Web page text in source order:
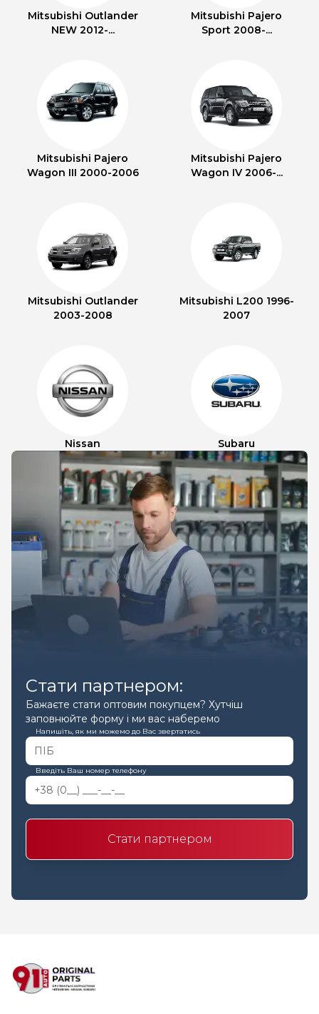
Mitsubishi Outlander
NEW 2012-...
Mitsubishi Pajero
Sport 2008-...
Mitsubishi Pajero
Wagon III 2000-2006
Mitsubishi Pajero
Wagon IV 2006-...
Mitsubishi Outlander
2003-2008
Mitsubishi L200 1996-
2007
Nissan Subaru
Стати партнером:
Бажаєте стати оптовим покупцем? Хутчіш
заповнюйте форму і ми вас наберемо
Напишіть, як ми можемо до Вас звертатись
Введіть Ваш номер телефону
Стати партнером